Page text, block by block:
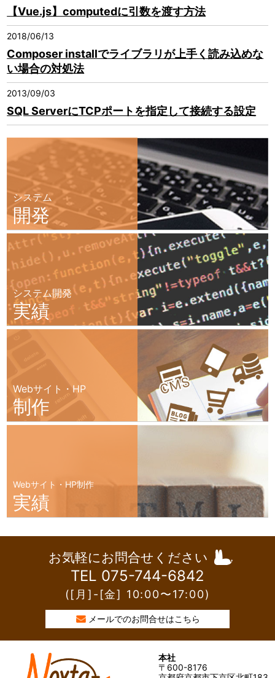
【Vue.js】computedに引数を渡す方法
2018/06/13
Composer installでライブラリが上手く読み込めな
い場合の対処法
2013/09/03
SQL ServerにTCPポートを指定して接続する設定
システム
開発
システム開発
実績
Webサイト・HP
制作
Webサイト・HP制作
実績
お気軽にお問合せください
TEL 075-744-6842
([月]-[金] 10:00〜17:00)
メールでのお問合せはこちら
本社
〒600-8176